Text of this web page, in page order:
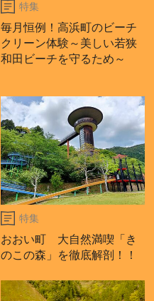
特集
毎月恒例！高浜町のビーチ
クリーン体験～美しい若狭
和田ビーチを守るため～
特集
おおい町 大自然満喫「き
のこの森」を徹底解剖！！